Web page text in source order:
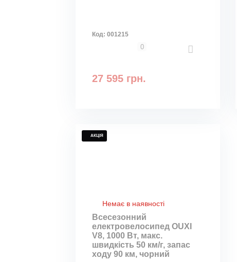
Код:001215
0
27 595 грн.
АКЦІЯ
Немає в наявності
Всесезонний
електровелосипед OUXI
V8, 1000 Вт, макс.
швидкість 50 км/г, запас
ходу 90 км, чорний